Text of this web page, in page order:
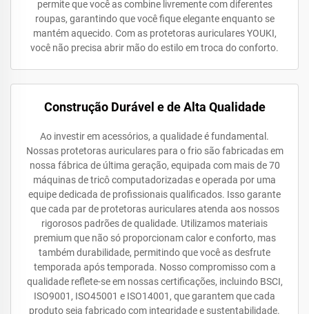
permite que você as combine livremente com diferentes
roupas, garantindo que você fique elegante enquanto se
mantém aquecido. Com as protetoras auriculares YOUKI,
você não precisa abrir mão do estilo em troca do conforto.
Construção Durável e de Alta Qualidade
Ao investir em acessórios, a qualidade é fundamental.
Nossas protetoras auriculares para o frio são fabricadas em
nossa fábrica de última geração, equipada com mais de 70
máquinas de tricô computadorizadas e operada por uma
equipe dedicada de profissionais qualificados. Isso garante
que cada par de protetoras auriculares atenda aos nossos
rigorosos padrões de qualidade. Utilizamos materiais
premium que não só proporcionam calor e conforto, mas
também durabilidade, permitindo que você as desfrute
temporada após temporada. Nosso compromisso com a
qualidade reflete-se em nossas certificações, incluindo BSCI,
ISO9001, ISO45001 e ISO14001, que garantem que cada
produto seja fabricado com integridade e sustentabilidade.